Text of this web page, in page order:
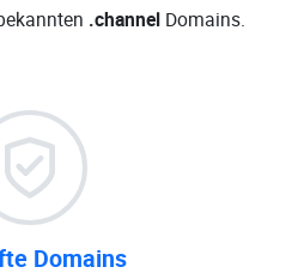
.channel Domains.
Domains